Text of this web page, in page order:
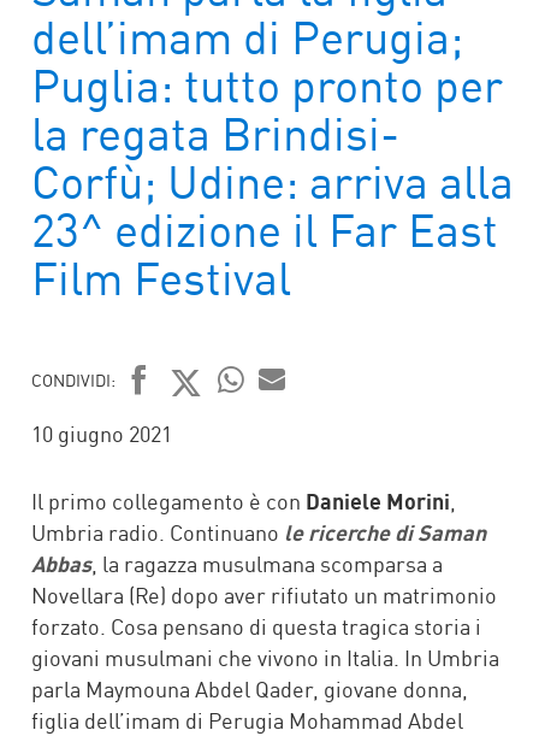
dell’imam di Perugia;
Puglia: tutto pronto per
la regata Brindisi-
Corfù; Udine: arriva alla
23^ edizione il Far East
Film Festival
CONDIVIDI:
FACEBOOK
TWITTER
10 giugno 2021
Il primo collegamento è con Daniele Morini
Umbria radio. Continuano le ricerche di Saman
Abbas, la ragazza musulmana scomparsa a
Novellara (Re) dopo aver rifiutato un matrimonio
forzato. Cosa pensano di questa tragica storia i
giovani musulmani che vivono in Italia. In Umbria
parla Maymouna Abdel Qader, giovane donna,
figlia dell’imam di Perugia Mohammad Abdel